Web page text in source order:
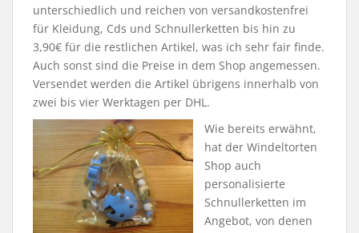
unterschiedlich und reichen von versandkostenfrei
für Kleidung, Cds und Schnullerketten bis hin zu
3,90€ für die restlichen Artikel, was ich sehr fair finde.
Auch sonst sind die Preise in dem Shop angemessen.
Versendet werden die Artikel übrigens innerhalb von
zwei bis vier Werktagen per DHL.
Wie bereits erwähnt,
hat der Windeltorten
Shop auch
personalisierte
Schnullerketten im
Angebot, von denen